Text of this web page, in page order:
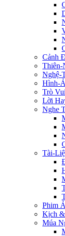
Cảnh
Thiên-
Nghệ-
Hình-
Trò
Lời
Nghe
Tài-
Phim
Kịch
Múa